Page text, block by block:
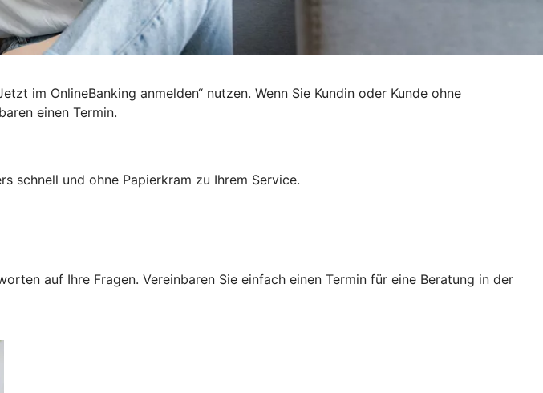
im OnlineBanking anmelden“ nutzen. Wenn Sie Kundin oder Kunde ohne
einen Termin.
schnell und ohne Papierkram zu Ihrem Service.
auf Ihre Fragen. Vereinbaren Sie einfach einen Termin für eine Beratung in der